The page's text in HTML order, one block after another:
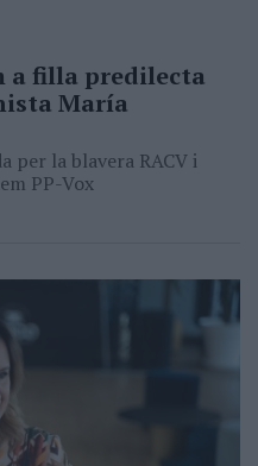
a filla predilecta
María
per la blavera RACV i
PP-Vox